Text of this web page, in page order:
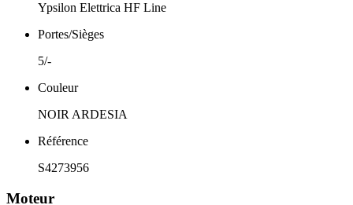
Ypsilon Elettrica HF Line
Portes/Sièges
5/-
Couleur
NOIR ARDESIA
Référence
S4273956
Moteur